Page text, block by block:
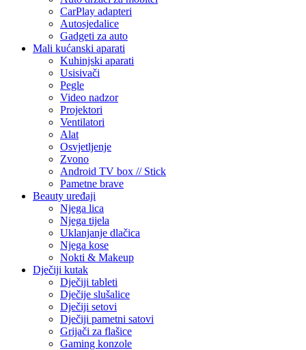
CarPlay adapteri
Autosjedalice
Gadgeti za auto
Mali kućanski aparati
Kuhinjski aparati
Usisivači
Pegle
Video nadzor
Projektori
Ventilatori
Alat
Osvjetljenje
Zvono
Android TV box // Stick
Pametne brave
Beauty uređaji
Njega lica
Njega tijela
Uklanjanje dlačica
Njega kose
Nokti & Makeup
Dječiji kutak
Dječiji tableti
Dječije slušalice
Dječiji setovi
Dječiji pametni satovi
Grijači za flašice
Gaming konzole